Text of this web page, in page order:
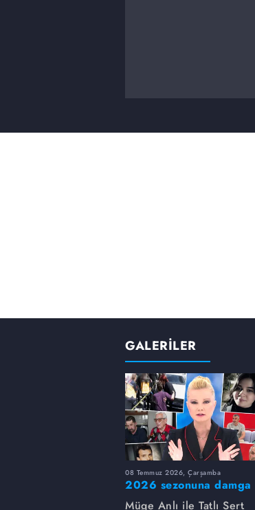
GALERİLER
08 Temmuz 2026, Çarşamba
2026 sezonuna damga
vuran 5 Müge Anlı
Müge Anlı ile Tatlı Sert